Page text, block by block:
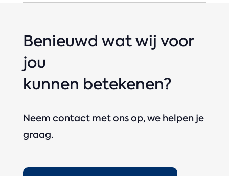
Benieuwd wat wij voor
jou
kunnen betekenen?
Neem contact met ons op, we helpen je
graag.